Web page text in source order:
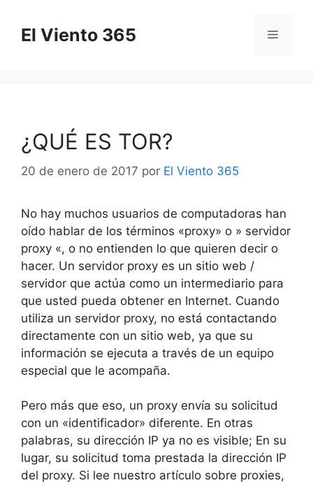
contenido
El Viento 365 Menú
¿QUÉ ES TOR?
20 de enero de 2017 por El Viento 365
No hay muchos usuarios de computadoras han
oído hablar de los términos «proxy» o » servidor
proxy «, o no entienden lo que quieren decir o
hacer. Un servidor proxy es un sitio web /
servidor que actúa como un intermediario para
que usted pueda obtener en Internet. Cuando
utiliza un servidor proxy, no está contactando
directamente con un sitio web, ya que su
información se ejecuta a través de un equipo
especial que le acompaña.
Pero más que eso, un proxy envía su solicitud
con un «identificador» diferente. En otras
palabras, su dirección IP ya no es visible; En su
lugar, su solicitud toma prestada la dirección IP
del proxy. Si lee nuestro artículo sobre proxies,